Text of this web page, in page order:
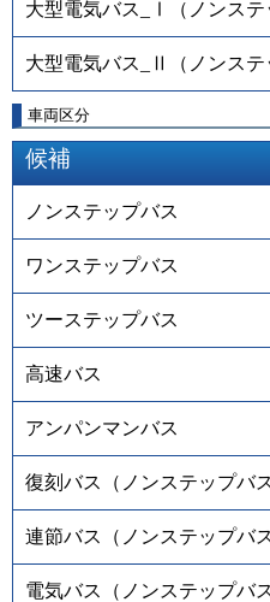
大型電気バス_Ⅰ（ノンステ
大型電気バス_Ⅱ（ノンステ
車両区分
候補
ノンステップバス
ワンステップバス
ツーステップバス
高速バス
アンパンマンバス
復刻バス（ノンステップバス
連節バス（ノンステップバス
電気バス（ノンステップバス